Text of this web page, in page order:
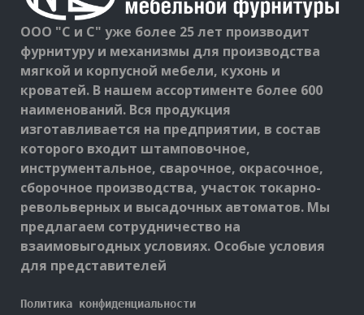
ООО "С и С" уже более 25 лет производит
фурнитуру и механизмы для производства
мягкой и корпусной мебели, кухонь и
кроватей. В нашем ассортименте более 600
наименований. Вся продукция
изготавливается на предприятии, в состав
которого входит штамповочное,
инструментальное, сварочное, окрасочное,
сборочное производства, участок токарно-
револьверных и высадочных автоматов. Мы
предлагаем сотрудничество на
взаимовыгодных условиях. Особые условия
для представителей
Политика конфиденциальности